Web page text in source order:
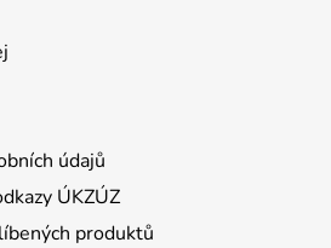
údajů
ÚKZÚZ
produktů